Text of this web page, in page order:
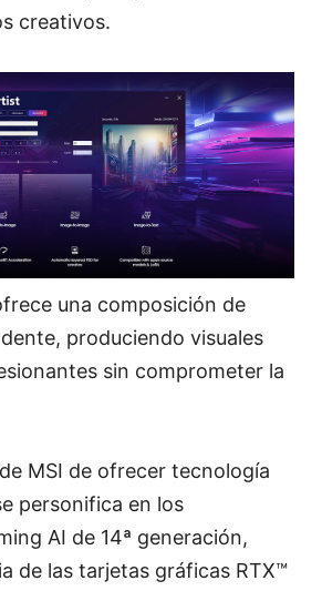
creativos.
una composición de
produciendo visuales
sin comprometer la
MSI de ofrecer tecnología
personifica en los
AI de 14ª generación,
de las tarjetas gráficas RTX™